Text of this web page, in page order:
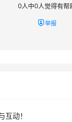
0人中0人觉得有帮
举报
动！